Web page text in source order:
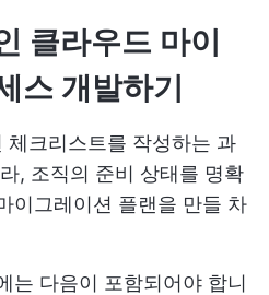
클라우드 마이
스 개발하기
체크리스트를 작성하는 과
, 조직의 준비 상태를 명확
이그레이션 플랜을 만들 차
는 다음이 포함되어야 합니